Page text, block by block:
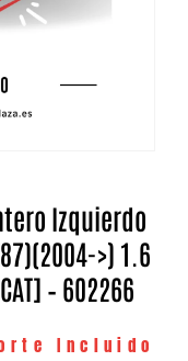
Izquierdo
>) 1.6
– 602266
Incluido